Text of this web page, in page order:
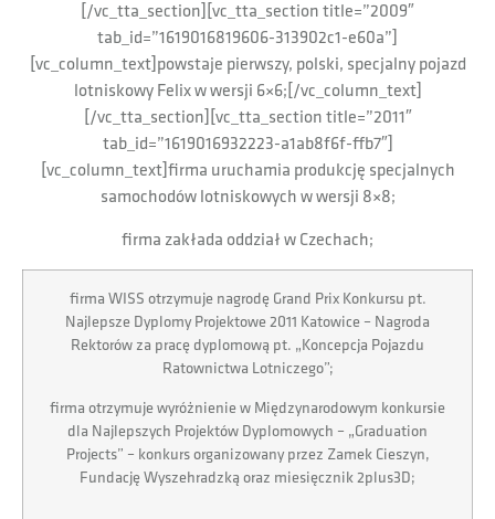
[/vc_tta_section][vc_tta_section title=”2009″
tab_id=”1619016819606-313902c1-e60a”]
[vc_column_text]powstaje pierwszy, polski, specjalny pojazd
lotniskowy Felix w wersji 6×6;[/vc_column_text]
[/vc_tta_section][vc_tta_section title=”2011″
tab_id=”1619016932223-a1ab8f6f-ffb7″]
[vc_column_text]firma uruchamia produkcję specjalnych
samochodów lotniskowych w wersji 8×8;
firma zakłada oddział w Czechach;
firma WISS otrzymuje nagrodę Grand Prix Konkursu pt.
Najlepsze Dyplomy Projektowe 2011 Katowice – Nagroda
Rektorów za pracę dyplomową pt. „Koncepcja Pojazdu
Ratownictwa Lotniczego”;
firma otrzymuje wyróżnienie w Międzynarodowym konkursie
dla Najlepszych Projektów Dyplomowych – „Graduation
Projects” – konkurs organizowany przez Zamek Cieszyn,
Fundację Wyszehradzką oraz miesięcznik 2plus3D;